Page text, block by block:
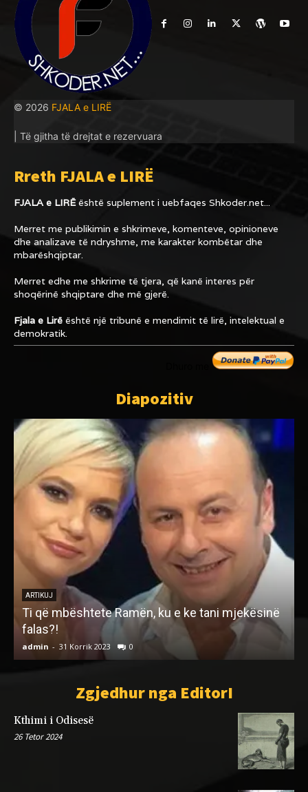
© 2026 FJALA e LIRË
| Të gjitha të drejtat e rezervuara
Rreth FJALA e LIRË
FJALA e LIRËështë suplement i uebfaqes Shkoder.net...
Merret me publikimin e shkrimeve, komenteve, opinioneve
dhe analizave të ndryshme, me karakter kombëtar dhe
mbarëshqiptar.
Merret edhe me shkrime të tjera, që kanë interes për
shoqërinë shqiptare dhe më gjerë.
Fjala e Lirë është një tribunë e mendimit të lirë, intelektual e
demokratik.
Diapozitiv
ARTIKUJ
XHA DERALLA (1842 – 1950)
admin 10 Gusht 2024 0
Zgjedhur nga EditorI
Kthimi i Odisesë
26 Tetor 2024